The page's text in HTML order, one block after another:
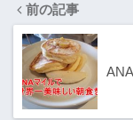
前の記事